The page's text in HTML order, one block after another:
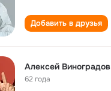
Добавить в друзья
Алексей Виноградов
62 года